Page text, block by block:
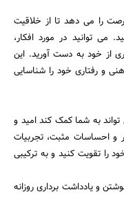
را می دهد تا از خلاقیت
می توانید در مورد افکار،
از خود به دست آورید. این
و رفتاری خود را شناسایی
به شما کمک کند امید و
و احساسات مثبت، تجربیات
را تقویت کنید و به ترکیبی
و یادداشت برداری روزانه